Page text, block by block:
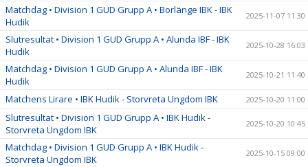
Matchdag • Division 1 GUD Grupp A • Borlänge IBK - IBK
Hudik
2025-11-07 11:30
Slutresultat • Division 1 GUD Grupp A • Alunda IBF - IBK
Hudik
2025-10-28 16:03
Matchdag • Division 1 GUD Grupp A • Alunda IBF - IBK
Hudik
2025-10-21 11:40
Matchens Lirare • IBK Hudik - Storvreta Ungdom IBK 2025-10-20 11:00
Slutresultat • Division 1 GUD Grupp A • IBK Hudik -
Storvreta Ungdom IBK
2025-10-20 10:45
Matchdag • Division 1 GUD Grupp A • IBK Hudik -
Storvreta Ungdom IBK
2025-10-15 09:00